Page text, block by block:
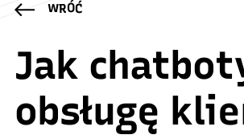
WRÓĆ
Jak
obsługę